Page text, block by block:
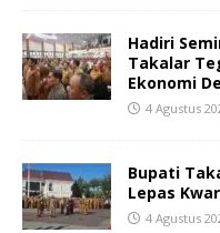
Hadiri
Takalar
Ekonomi
4 Agustus
Bupati
Lepas
4 Agustus